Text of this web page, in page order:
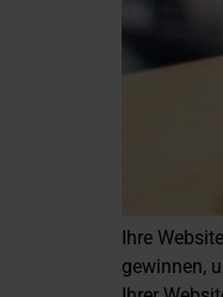
Ihre
gewinnen,